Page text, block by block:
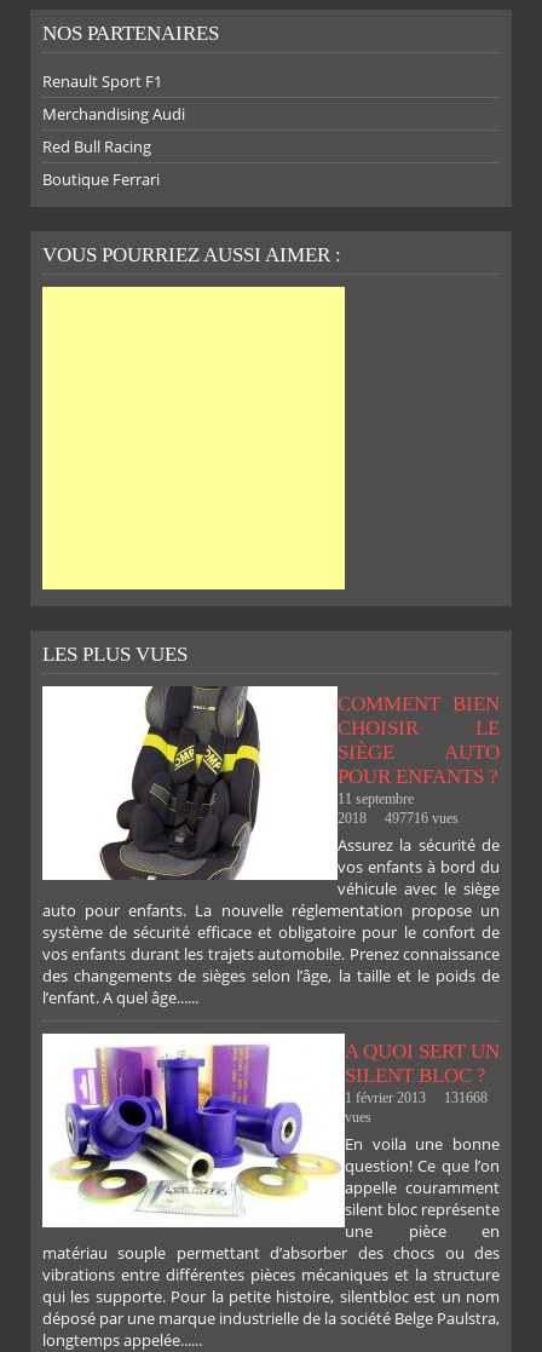
SUR
FACEBOOK
SUR
TWITTER
SUR
GOOGLE
SUR
PINTEREST
PLUS
NOS PARTENAIRES
Renault Sport F1
Merchandising Audi
Red Bull Racing
Boutique Ferrari
VOUS POURRIEZ AUSSI AIMER :
LES PLUS VUES
COMMENT BIEN
CHOISIR LE
SIÈGE AUTO
POUR ENFANTS ?
11 septembre
2018
497716 vues
Assurez la sécurité de
vos enfants à bord du
véhicule avec le siège
auto pour enfants. La nouvelle réglementation propose un
système de sécurité efficace et obligatoire pour le confort de
vos enfants durant les trajets automobile. Prenez connaissance
des changements de sièges selon l’âge, la taille et le poids de
l’enfant. A quel âge......
A QUOI SERT UN
SILENT BLOC ?
1 février 2013
131668
vues
En voila une bonne
question! Ce que l’on
appelle couramment
silent bloc représente
une pièce en
matériau souple permettant d’absorber des chocs ou des
vibrations entre différentes pièces mécaniques et la structure
qui les supporte. Pour la petite histoire, silentbloc est un nom
déposé par une marque industrielle de la société Belge Paulstra,
longtemps appelée......